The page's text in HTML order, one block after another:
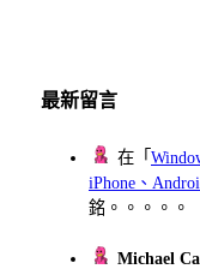
最新留言
在「
iPhone、
銘。。。。。
Michael